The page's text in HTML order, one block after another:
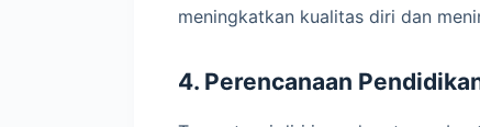
meningkatkan kualitas diri dan
4. Perencanaan